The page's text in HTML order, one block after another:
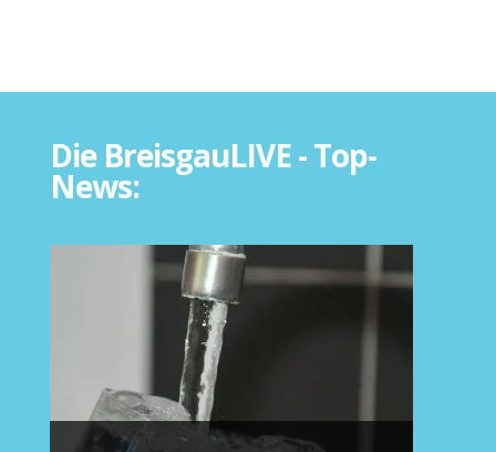
Die BreisgauLIVE - Top-
News: